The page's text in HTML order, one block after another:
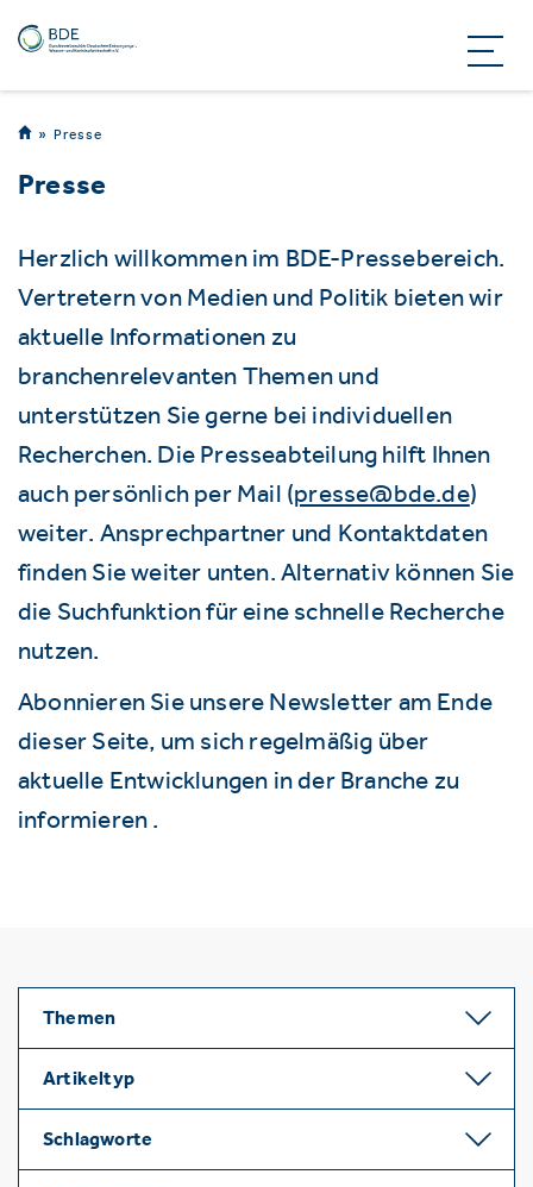
Presse
Presse
Herzlich willkommen im BDE-Pressebereich.
Vertretern von Medien und Politik bieten wir
aktuelle Informationen zu
branchenrelevanten Themen und
unterstützen Sie gerne bei individuellen
Recherchen. Die Presseabteilung hilft Ihnen
auch persönlich per Mail (presse@bde.de)
weiter. Ansprechpartner und Kontaktdaten
finden Sie weiter unten. Alternativ können Sie
die Suchfunktion für eine schnelle Recherche
nutzen.
Abonnieren Sie unsere Newsletter am Ende
dieser Seite, um sich regelmäßig über
aktuelle Entwicklungen in der Branche zu
informieren .
Themen
Artikeltyp
Schlagworte